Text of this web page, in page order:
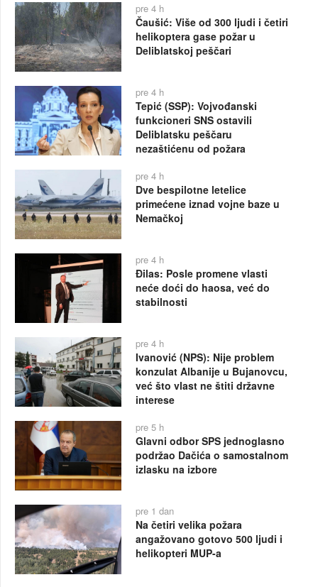
pre 4 h
Čaušić: Više od 300 ljudi i četiri
helikoptera gase požar u
Deliblatskoj peščari
pre 4 h
Tepić (SSP): Vojvođanski
funkcioneri SNS ostavili
Deliblatsku peščaru
nezaštićenu od požara
pre 4 h
Dve bespilotne letelice
primećene iznad vojne baze u
Nemačkoj
pre 4 h
Đilas: Posle promene vlasti
neće doći do haosa, već do
stabilnosti
pre 4 h
Ivanović (NPS): Nije problem
konzulat Albanije u Bujanovcu,
već što vlast ne štiti državne
interese
pre 5 h
Glavni odbor SPS jednoglasno
podržao Dačića o samostalnom
izlasku na izbore
pre 1 dan
Na četiri velika požara
angažovano gotovo 500 ljudi i
helikopteri MUP-a